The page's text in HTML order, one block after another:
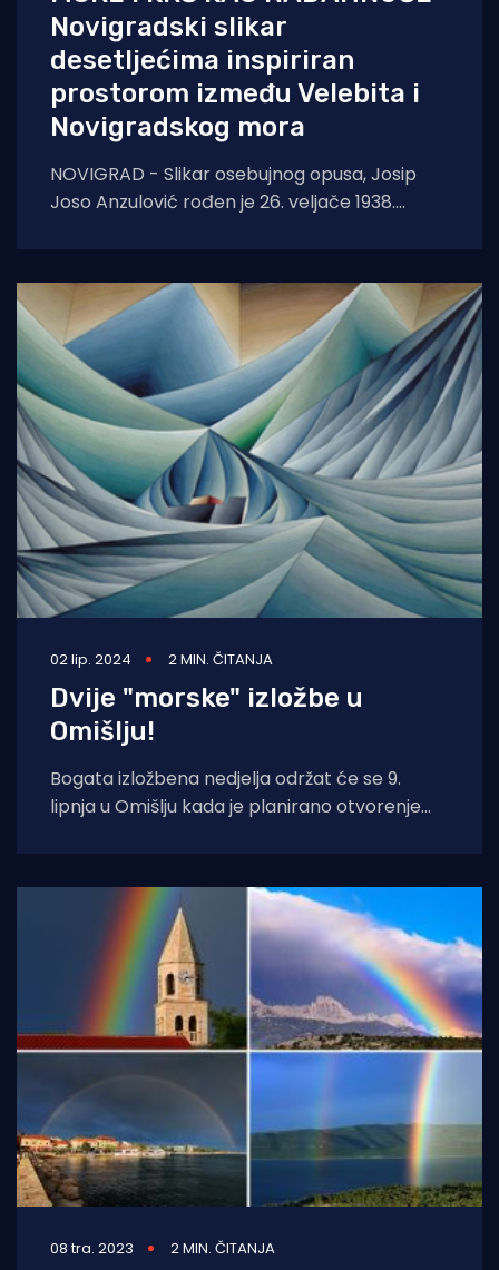
Novigradski slikar
desetljećima inspiriran
prostorom između Velebita i
Novigradskog mora
NOVIGRAD - Slikar osebujnog opusa, Josip
Joso Anzulović rođen je 26. veljače 1938.
02 lip. 2024 2 MIN. ČITANJA
Dvije "morske" izložbe u
Omišlju!
Bogata izložbena nedjelja održat će se 9.
lipnja u Omišlju kada je planirano otvorenje
08 tra. 2023 2 MIN. ČITANJA